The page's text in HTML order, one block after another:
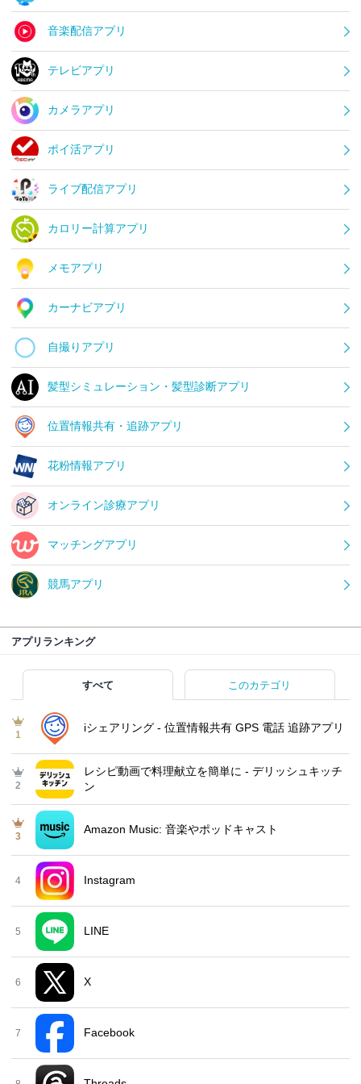
音楽配信アプリ
テレビアプリ
カメラアプリ
ポイ活アプリ
ライブ配信アプリ
カロリー計算アプリ
メモアプリ
カーナビアプリ
自撮りアプリ
髪型シミュレーション・髪型診断アプリ
位置情報共有・追跡アプリ
花粉情報アプリ
オンライン診療アプリ
マッチングアプリ
競馬アプリ
アプリランキング
すべて このカテゴリ
1
iシェアリング - 位置情報共有 GPS 電話 追跡アプリ
2
レシピ動画で料理献立を簡単‪に - デリッシュキッチ
ン
3
Amazon Music: 音楽やポッドキャスト
4 Instagram
5 LINE
6 X
7 Facebook